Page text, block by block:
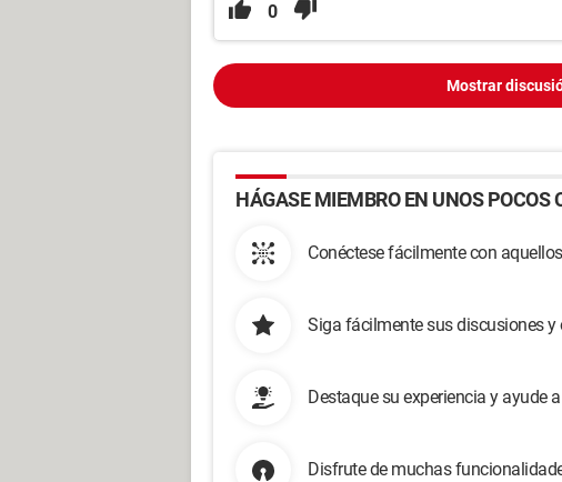
0
Mostrar
HÁGASE MIEMBRO EN UNOS POCOS
Conéctese fácilmente con
Siga fácilmente sus discusiones
Destaque su experiencia y ayude
Disfrute de muchas